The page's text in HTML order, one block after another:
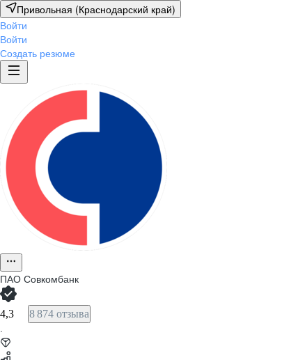
Привольная (Краснодарский край)
Войти
Войти
Создать резюме
ПАО Совкомбанк
4,3 8 874 отзыва
·